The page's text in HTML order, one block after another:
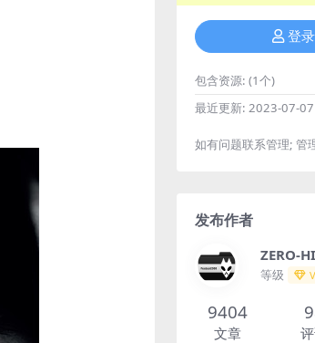
登
包含资源: (1个)
最近更新: 2023-07-07
如有问题联系管理; 管
发布作者
ZERO-
等级
9404
文章